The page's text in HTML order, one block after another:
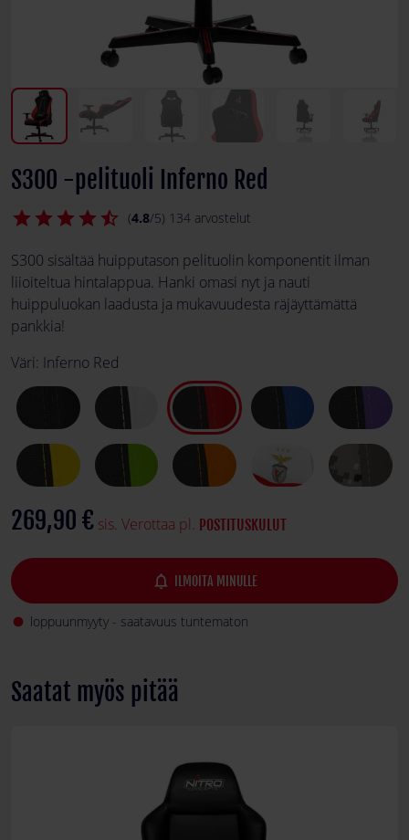
S300 -pelituoli Inferno Red
star_half
star
star
star
star (4.8/5) 134 arvostelut
S300 sisältää huipputason pelituolin komponentit ilman
liioiteltua hintalappua. Hanki omasi nyt ja nauti
huippuluokan laadusta ja mukavuudesta räjäyttämättä
pankkia!
Väri: Inferno Red
269,90 € sis. Verottaa pl. POSTITUSKULUT
notifications_none ILMOITA MINULLE
fiber_manual_record loppuunmyyty - saatavuus tuntematon
Saatat myös pitää